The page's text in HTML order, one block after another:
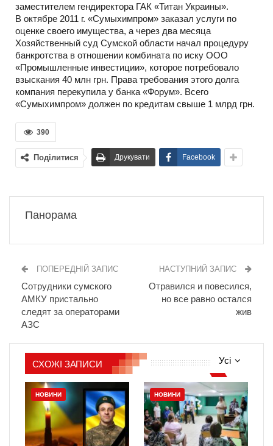
заместителем гендиректора ГАК «Титан Украины».
В октябре 2011 г. «Сумыхимпром» заказал услуги по
оценке своего имущества, а через два месяца
Хозяйственный суд Сумской области начал процедуру
банкротства в отношении комбината по иску ООО
«Промышленные инвестиции», которое потребовало
взыскания 40 млн грн. Права требования этого долга
компания перекупила у банка «Форум». Всего
«Сумыхимпром» должен по кредитам свыше 1 млрд грн.
390
Поділитися Друкувати Facebook
Панорама
ПОПЕРЕДНІЙ ЗАПИС
Сотрудники сумского
АМКУ пристально
следят за операторами
АЗС
НАСТУПНИЙ ЗАПИС
Отравился и повесился,
но все равно остался
жив
Усі
СХОЖІ ЗАПИСИ
НОВИНИ НОВИНИ